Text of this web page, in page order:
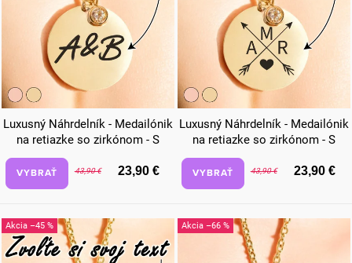
Luxusný Náhrdelník - Medailónik
na retiazke so zirkónom - S
vlastným odkazom
43,90 € 23,90 €
VYBRAŤ
Luxusný Náhrdelník - Medailónik
na retiazke so zirkónom - S
vlastným odkazom šípky
43,90 € 23,90 €
VYBRAŤ
–45 % –66 %